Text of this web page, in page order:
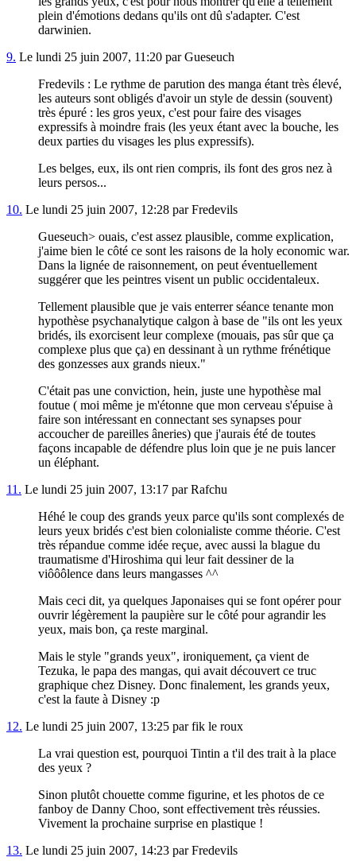
plein d'émotions dedans qu'ils ont dû s'adapter. C'est
darwinien.
9. Le lundi 25 juin 2007, 11:20 par Gueseuch
Fredevils : Le rythme de parution des manga étant très élevé,
les auteurs sont obligés d'avoir un style de dessin (souvent)
très épuré : les gros yeux, c'est pour faire des visages
expressifs à moindre frais (les yeux étant avec la bouche, les
deux parties du visages les plus expressifs).
Les belges, eux, ils ont rien compris, ils font des gros nez à
leurs persos...
10. Le lundi 25 juin 2007, 12:28 par Fredevils
Gueseuch> ouais, c'est assez plausible, comme explication,
j'aime bien le côté ce sont les raisons de la holy economic war.
Dans la lignée de raisonnement, on peut éventuellement
suggérer que les peintres visent un public occidentaleux.
Tellement plausible que je vais enterrer séance tenante mon
hypothèse psychanalytique calgon à base de "ils ont les yeux
bridés, ils exorcisent leur complexe (mouais, pas sûr que ça
complexe plus que ça) en dessinant à un rythme frénétique
des gonzesses aux grands nieux."
C'était pas une conviction, hein, juste une hypothèse mal
foutue ( moi même je m'étonne que mon cerveau s'épuise à
faire son intéressant en connectant ses synapses pour
accoucher de pareilles âneries) que j'aurais été de toutes
façons incapable de défendre plus loin que je ne puis lancer
un éléphant.
11. Le lundi 25 juin 2007, 13:17 par Rafchu
Héhé le coup des grands yeux parce qu'ils sont complexés de
leurs yeux bridés c'est bien colonialiste comme théorie. C'est
très répandue comme idée reçue, avec aussi la blague du
traumatisme d'Hiroshima qui leur fait dessiner de la
viôôôlence dans leurs mangasses ^^
Mais ceci dit, ya quelques Japonaises qui se font opérer pour
ouvrir légèrement la paupière sur le côté pour agrandir les
yeux, mais bon, ça reste marginal.
Mais le style "grands yeux", ironiquement, ça vient de
Tezuka, le papa des mangas, qui avait découvert ce truc
graphique chez Disney. Donc finalement, les grands yeux,
c'est la faute à Disney :p
12. Le lundi 25 juin 2007, 13:25 par fik le roux
La vrai question est, pourquoi Tintin a t'il des trait à la place
des yeux ?
Sinon plutôt chouette comme figurine, et les photos de ce
fanboy de Danny Choo, sont effectivement très réussies.
Vivement la prochaine surprise en plastique !
13. Le lundi 25 juin 2007, 14:23 par Fredevils